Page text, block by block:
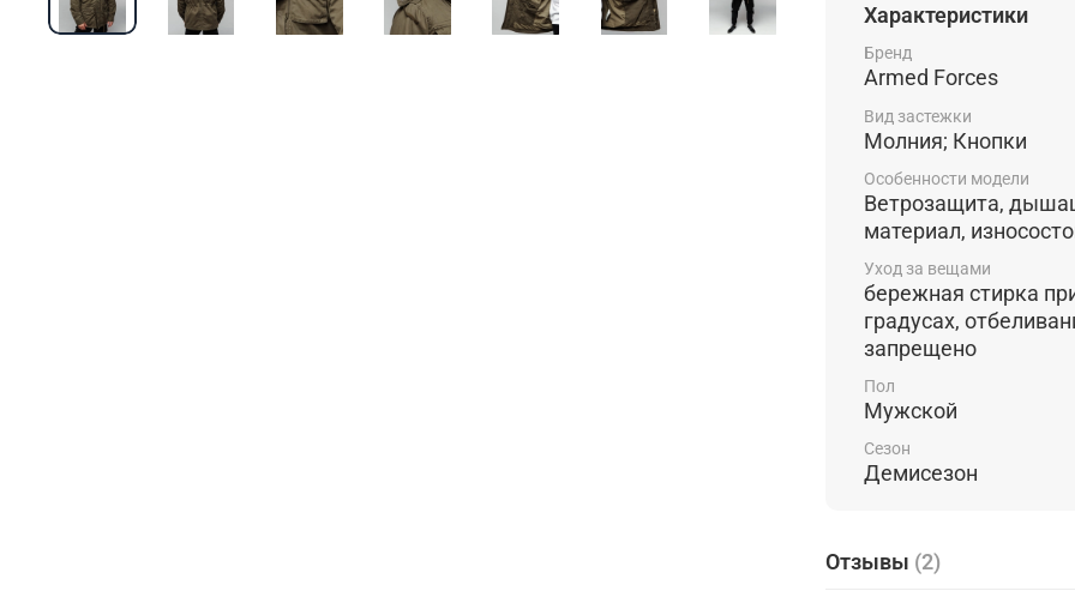
где можно разместить
кошелек, ключи и
больших кармана на
портативную
на молнию и кнопки,
на молнии и легко
замечательный выбор
образа жизни в целом.
Характеристики
Бренд
Armed Forces
Вид застежки
Молния; Кнопки
Особенности модели
Ветрозащита,
материал,
Уход за вещами
бережная стирка
градусах,
запрещено
Пол
Мужской
Сезон
Демисезон
Отзывы (2)